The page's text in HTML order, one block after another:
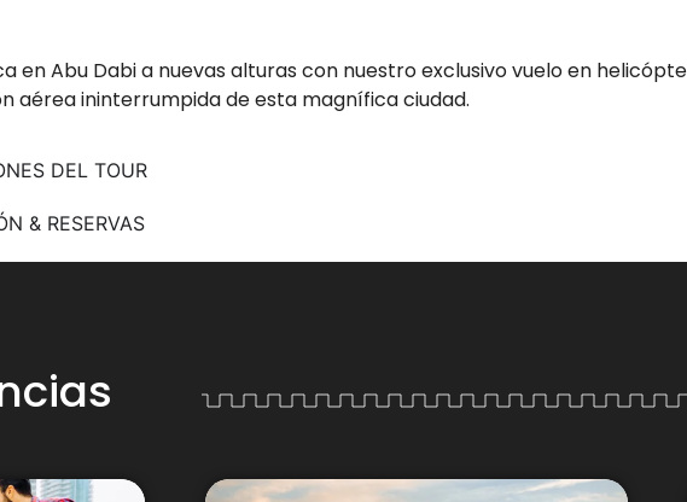
en Abu Dabi a nuevas alturas con nuestro exclusivo vuelo en
aérea ininterrumpida de esta magnífica ciudad.
DEL TOUR
& RESERVAS